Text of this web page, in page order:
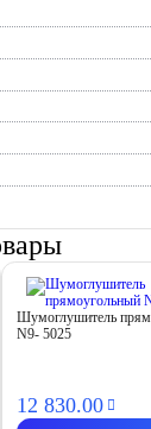
Шумоглушитель
N9- 5025
12 830.00